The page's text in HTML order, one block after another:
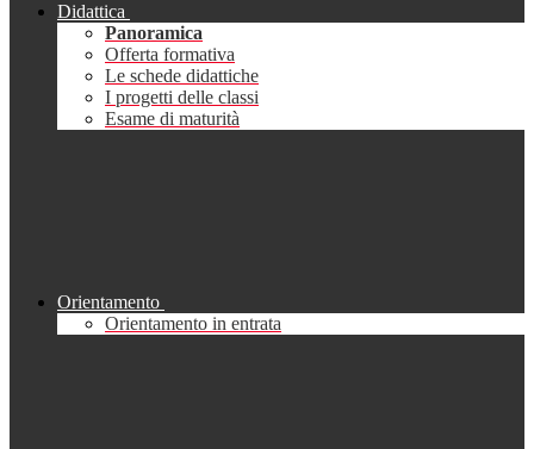
Didattica
Panoramica
Offerta formativa
Le schede didattiche
I progetti delle classi
Esame di maturità
Orientamento
Orientamento in entrata